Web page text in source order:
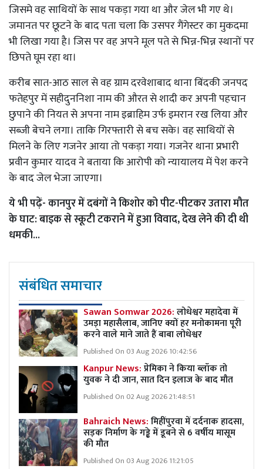
जिसमे वह साथियों के साथ पकड़ा गया था और जेल भी गए थे।
जमानत पर छूटने के बाद पता चला कि उसपर गैंगेस्टर का मुकदमा
भी लिखा गया है। जिस पर वह अपने मूल पते से भिन्न-भिन्न स्थानों पर
छिपते घूम रहा था।
करीब सात-आठ साल से वह ग्राम दरवेशाबाद थाना बिंदकी जनपद
फतेहपुर में सहीदुननिशा नाम की औरत से शादी कर अपनी पहचान
छुपाने की नियत से अपना नाम इब्राहिम उर्फ इमरान रख लिया और
सब्जी बेचने लगा। ताकि गिरफ्तारी से बच सके। वह साथियों से
मिलने के लिए गजनेर आया तो पकड़ा गया। गजनेर थाना प्रभारी
प्रवीन कुमार यादव ने बताया कि आरोपी को न्यायालय में पेश करने
के बाद जेल भेजा जाएगा।
ये भी पढ़ें-कानपुर में दबंगों ने किशोर को पीट-पीटकर उतारा मौत
के घाट: बाइक से स्कूटी टकराने में हुआ विवाद, देख लेने की दी थी
धमकी...
संबंधित समाचार
Sawan Somwar 2026:लोधेश्वर महादेवा में
उमड़ा महासैलाब, जानिए क्यों हर मनोकामना पूरी
करने वाले माने जाते हैं बाबा लोधेश्वर
Published On 03 Aug 2026 10:42:56
Kanpur News:प्रेमिका ने किया ब्लॉक तो
युवक ने दी जान, सात दिन इलाज के बाद मौत
Published On 02 Aug 2026 21:48:51
Bahraich News:मिहींपुरवा में दर्दनाक हादसा,
सड़क निर्माण के गड्ढे में डूबने से 6 वर्षीय मासूम
की मौत
Published On 03 Aug 2026 11:21:05